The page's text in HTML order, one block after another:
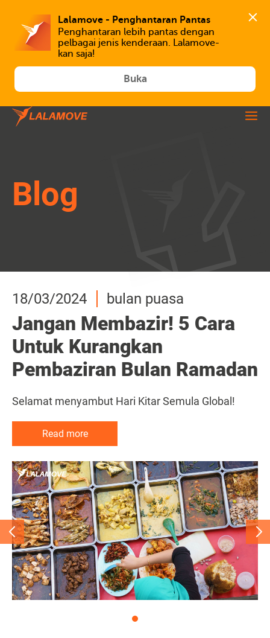
Lalamove - Penghantaran Pantas
Penghantaran lebih pantas dengan
pelbagai jenis kenderaan. Lalamove-
kan saja!
Buka
Blog
18/03/2024 bulan puasa
Jangan Membazir! 5 Cara
Untuk Kurangkan
Pembaziran Bulan Ramadan
Selamat menyambut Hari Kitar Semula Global!
Read more
18/03/2024 bulan puasa
Jangan Membazir! 5 Cara
Untuk Kurangkan
Pembaziran Bulan Ramadan
Selamat menyambut Hari Kitar Semula Global!
Read more
18/03/2024 bulan puasa
Jangan Membazir! 5 Cara
Untuk Kurangkan
Pembaziran Bulan Ramadan
Selamat menyambut Hari Kitar Semula Global!
Read more